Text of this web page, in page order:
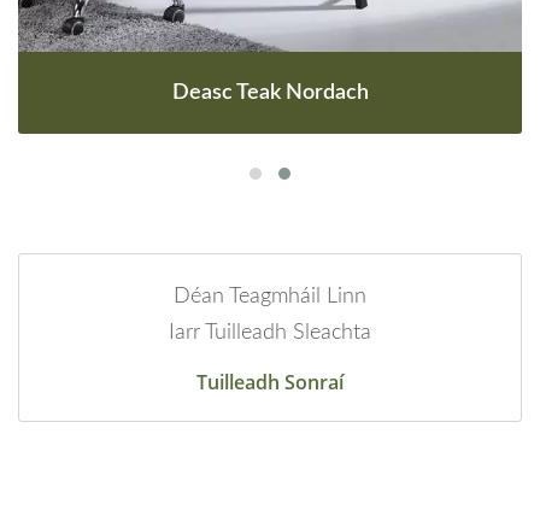
Deasc Teak Nordach
Déan Teagmháil Linn
Iarr Tuilleadh Sleachta
Tuilleadh Sonraí